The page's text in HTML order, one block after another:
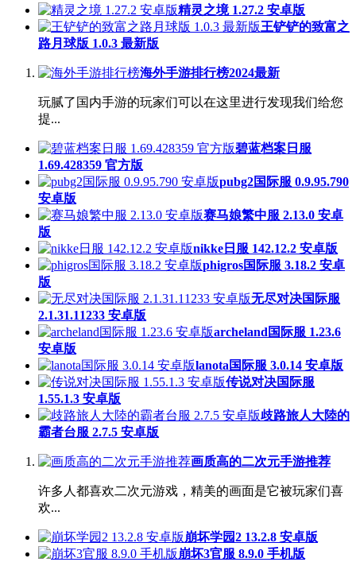
精灵之境 1.27.2 安卓版
王铲铲的致富之
路月球版 1.0.3 最新版
海外手游排行榜2024最新
玩腻了国内手游的玩家们可以在这里进行发现我们给您
提...
碧蓝档案日服
1.69.428359 官方版
pubg2国际服 0.9.95.790
安卓版
赛马娘繁中服 2.13.0 安卓
版
nikke日服 142.12.2 安卓版
phigros国际服 3.18.2 安卓
版
无尽对决国际服
2.1.31.11233 安卓版
archeland国际服 1.23.6
安卓版
lanota国际服 3.0.14 安卓版
传说对决国际服
1.55.1.3 安卓版
歧路旅人大陸的
霸者台服 2.7.5 安卓版
画质高的二次元手游推荐
许多人都喜欢二次元游戏，精美的画面是它被玩家们喜
欢...
崩坏学园2 13.2.8 安卓版
崩坏3官服 8.9.0 手机版